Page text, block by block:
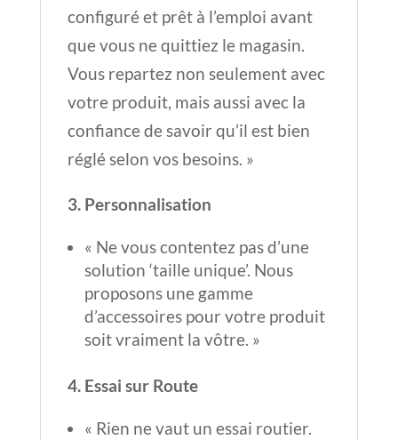
configuré et prêt à l’emploi avant
que vous ne quittiez le magasin.
Vous repartez non seulement avec
votre produit, mais aussi avec la
confiance de savoir qu’il est bien
réglé selon vos besoins. »
3. Personnalisation
« Ne vous contentez pas d’une
solution ‘taille unique’. Nous
proposons une gamme
d’accessoires pour votre produit
soit vraiment la vôtre. »
4. Essai sur Route
« Rien ne vaut un essai routier.